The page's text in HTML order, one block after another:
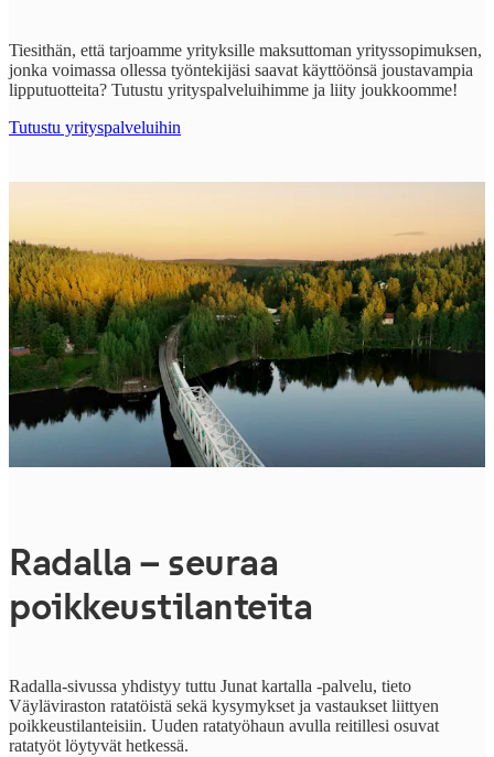
Tiesithän, että tarjoamme yrityksille maksuttoman yrityssopimuksen,
jonka voimassa ollessa työntekijäsi saavat käyttöönsä joustavampia
lipputuotteita? Tutustu yrityspalveluihimme ja liity joukkoomme!
Tutustu yrityspalveluihin
Radalla – seuraa
poikkeustilanteita
Radalla-sivussa yhdistyy tuttu Junat kartalla -palvelu, tieto
Väyläviraston ratatöistä sekä kysymykset ja vastaukset liittyen
poikkeustilanteisiin. Uuden ratatyöhaun avulla reitillesi osuvat
ratatyöt löytyvät hetkessä.